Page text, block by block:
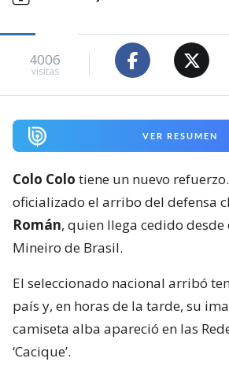
4006
visitas
VER RESUMEN
Colo Colo tiene un nuevo
oficializado el arribo del defensa
Román, quien llega cedido desde
Mineiro de Brasil.
El seleccionado nacional arribó
país y, en horas de la tarde, su
camiseta alba apareció en las
‘Cacique’.